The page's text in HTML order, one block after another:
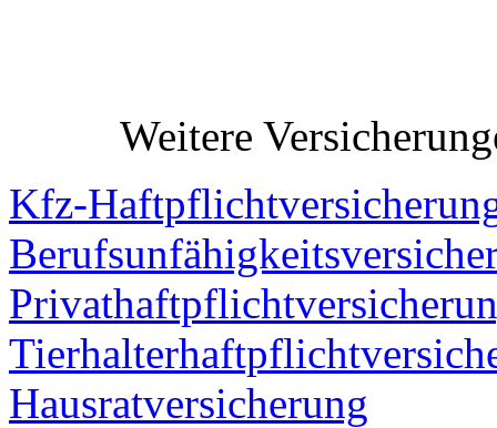
Weitere
Kfz-
Hausratversicherung